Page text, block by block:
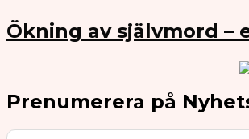
Ökning av självmord
Prenumerera på